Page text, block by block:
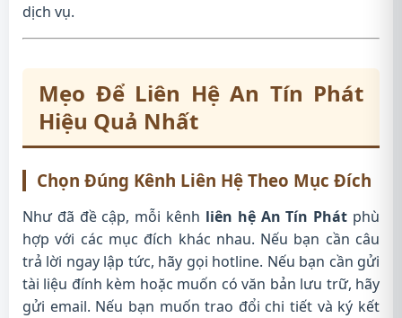
dịch vụ.
Mẹo Để Liên Hệ An Tín Phát
Hiệu Quả Nhất
Chọn Đúng Kênh Liên Hệ Theo Mục Đích
Như đã đề cập, mỗi kênh liên hệ An Tín Phát phù
hợp với các mục đích khác nhau. Nếu bạn cần câu
trả lời ngay lập tức, hãy gọi hotline. Nếu bạn cần gửi
tài liệu đính kèm hoặc muốn có văn bản lưu trữ, hãy
gửi email. Nếu bạn muốn trao đổi chi tiết và ký kết